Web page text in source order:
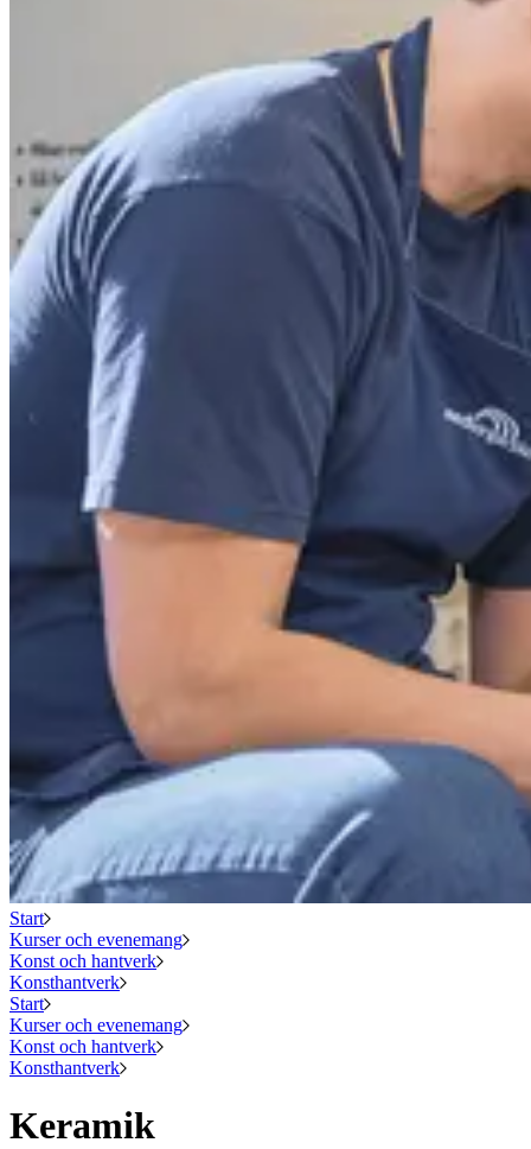
Start
Kurser och evenemang
Konst och hantverk
Konsthantverk
Start
Kurser och evenemang
Konst och hantverk
Konsthantverk
Keramik